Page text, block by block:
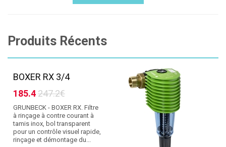
Produits Récents
BOXER RX 3/4
185.4247.2€
GRUNBECK - BOXER RX. Filtre
à rinçage à contre courant à
tamis inox, bol transparent
pour un contrôle visuel rapide,
rinçage et démontage du...